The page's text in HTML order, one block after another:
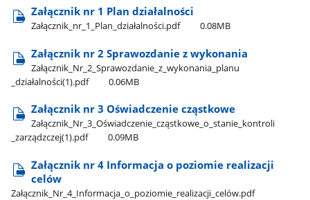
Załącznik nr 1 Plan działalności
Załącznik​_nr​_1​_Plan​_działalności.pdf 0.08MB
Załącznik nr 2 Sprawozdanie z wykonania
Załącznik​_Nr​_2​_Sprawozdanie​_z​_wykonania​_planu​
_działalności(1).pdf
0.06MB
Załącznik nr 3 Oświadczenie cząstkowe
Załącznik​_Nr​_3​_Oświadczenie​_cząstkowe​_o​_stanie​_kontroli​
_zarządzczej(1).pdf
0.09MB
Załącznik nr 4 Informacja o poziomie realizacji
celów
Załącznik​_Nr​_4​_Informacja​_o​_poziomie​_realizacji​_celów.pdf